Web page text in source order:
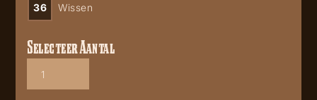
36 Wissen
Corral
aantal
Selecteer Aantal